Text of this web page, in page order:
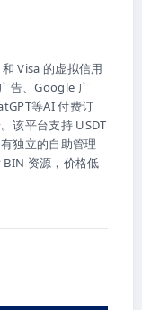
Visa 的虚拟信用
告、Google 广
等AI 付费订
该平台支持 USDT
独立的自助管理
资源，价格低